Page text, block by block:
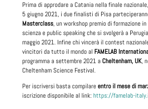
Prima di approdare a Catania nella finale
5 giugno 2021, i due finalisti di Pisa
Masterclass, un workshop premio di formazione
scienza e public speaking che si svolgerà a
maggio 2021. Infine chi vincerà il contest
vincitori da tutto il mondo al FAMELAB
programma a settembre 2021 aCheltenham, UK,
Cheltenham Science Festival.
Per iscriversi basta compilareentro il mese di
iscrizione disponibile al link: https://famelab-